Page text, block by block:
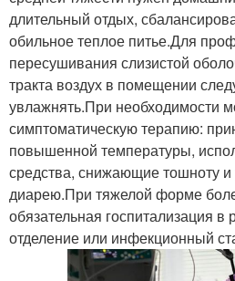
длительный отдых,
обильное теплое питье.Для
пересушивания слизистой
тракта воздух в помещении
увлажнять.При необходимости
симптоматическую терапию:
повышенной температуры,
средства, снижающие тошноту
диарею.При тяжелой форме
обязательная госпитализация
отделение или инфекционный